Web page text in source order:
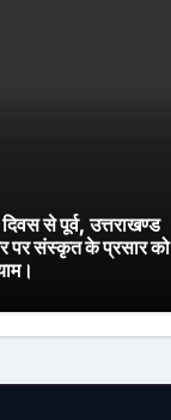
से पूर्व, उत्तराखण्ड
पर संस्कृत के प्रसार को